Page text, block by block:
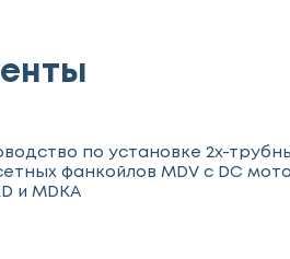
по установке 2х-
фанкойлов MDV с DС
и MDKA